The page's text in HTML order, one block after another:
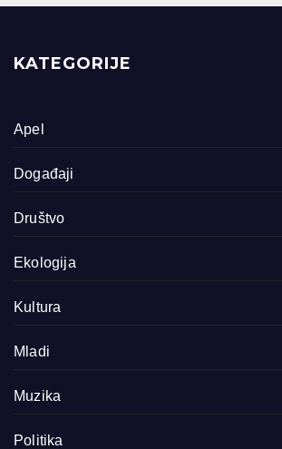
KATEGORIJE
Apel
Događaji
Društvo
Ekologija
Kultura
Mladi
Muzika
Politika